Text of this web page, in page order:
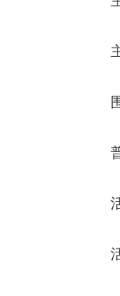
主
围
普
活
活